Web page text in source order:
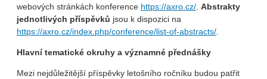
webových stránkách konference https://axro.cz/. Abstrakty
jednotlivých příspěvků jsou k dispozici na
https://axro.cz/index.php/conference/list-of-abstracts/.
Hlavní tematické okruhy a významné přednášky
Mezi nejdůležitější příspěvky letošního ročníku budou patřit